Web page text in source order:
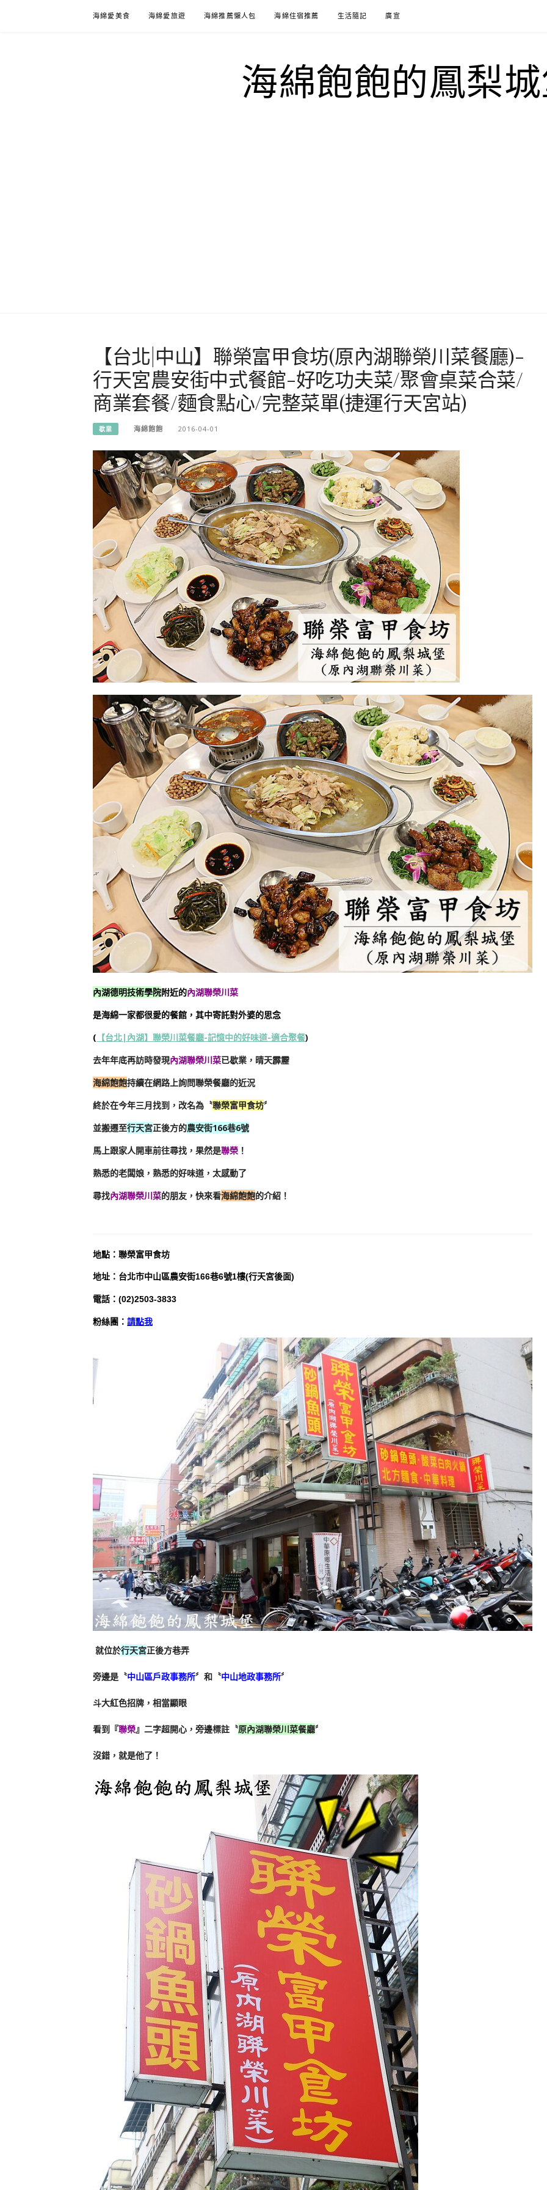
海綿愛美食 海綿愛旅遊 海綿推薦懶人包 海綿住宿推薦 生活隨記 廣宣
海綿飽飽的鳳梨
【台北|中山】聯榮富甲食坊(原內湖聯榮川菜餐廳)-
行天宮農安街中式餐館-好吃功夫菜/聚會桌菜合菜/
商業套餐/麵食點心/完整菜單(捷運行天宮站)
歇業 海綿飽飽 2016-04-01
內湖德明技術學院附近的內湖聯榮川菜
是海綿一家都很愛的餐館，其中寄託對外婆的思念
( 【台北|內湖】聯榮川菜餐廳-記憶中的好味道-適合聚餐)
去年年底再訪時發現內湖聯榮川菜已歇業，晴天霹靂
海綿飽飽持續在網路上詢問聯榮餐廳的近況
終於在今年三月找到，改名為〝聯榮富甲食坊〞
並搬遷至行天宮正後方的農安街166巷6號
馬上跟家人開車前往尋找，果然是聯榮 ！
熟悉的老闆娘，熟悉的好味道，太感動了
尋找內湖聯榮川菜的朋友，快來看海綿飽飽的介紹 ！
地點 ： 聯榮富甲食坊
地址：台北市中山區農安街166巷6號1樓(行天宮後面)
電話：(02)2503-3833
粉絲團： 請點我
就位於行天宮正後方巷弄
旁邊是〝中山區戶政事務所〞和〝中山地政事務所〞
斗大紅色招牌，相當顯眼
看到『聯榮』二字超開心，旁邊標註〝原內湖聯榮川菜餐廳〞
沒錯，就是他了！